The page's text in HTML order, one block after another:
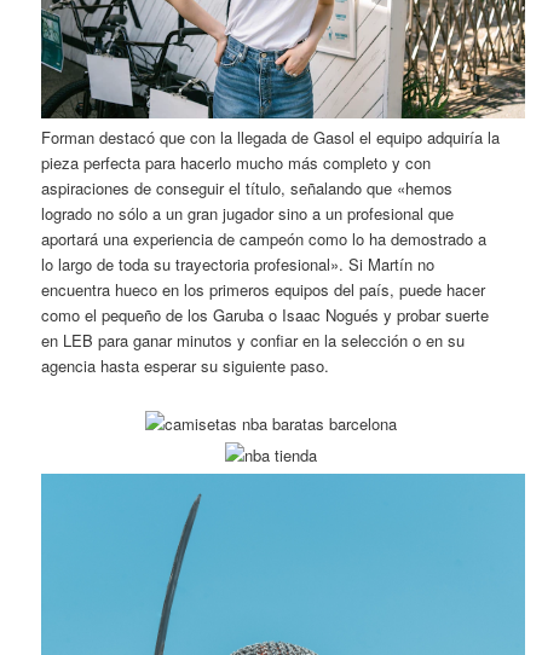
Forman destacó que con la llegada de Gasol el equipo adquiría la
pieza perfecta para hacerlo mucho más completo y con
aspiraciones de conseguir el título, señalando que «hemos
logrado no sólo a un gran jugador sino a un profesional que
aportará una experiencia de campeón como lo ha demostrado a
lo largo de toda su trayectoria profesional». Si Martín no
encuentra hueco en los primeros equipos del país, puede hacer
como el pequeño de los Garuba o Isaac Nogués y probar suerte
en LEB para ganar minutos y confiar en la selección o en su
agencia hasta esperar su siguiente paso.